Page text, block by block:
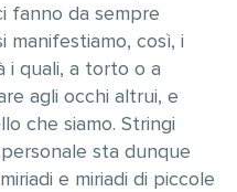
fanno da sempre
manifestiamo, così, i
i quali, a torto o a
agli occhi altrui, e
che siamo. Stringi
sta dunque
e miriadi di piccole